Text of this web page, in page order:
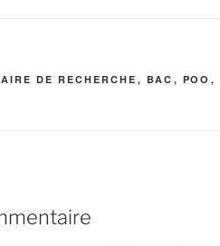
DE RECHERCHE , BAC , POO ,